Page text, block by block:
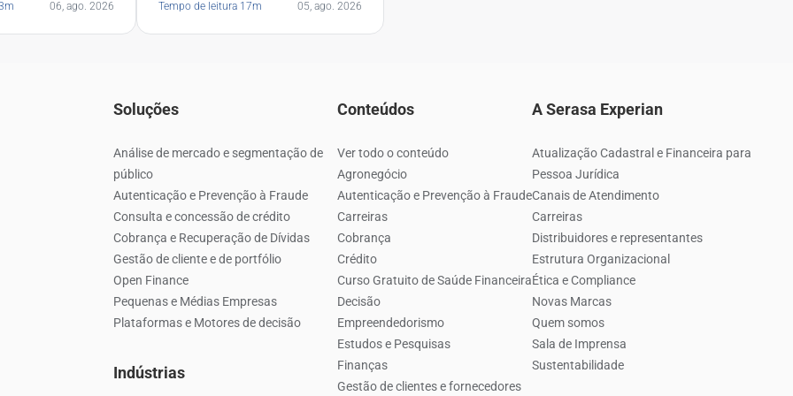
06, ago. 2026
Serasa Experian
Tempo de leitura 17m 05, ago. 2026
Soluções
Análise de mercado e segmentação de
público
Autenticação e Prevenção à Fraude
Consulta e concessão de crédito
Cobrança e Recuperação de Dívidas
Gestão de cliente e de portfólio
Open Finance
Pequenas e Médias Empresas
Plataformas e Motores de decisão
Indústrias
Conteúdos
Ver todo o conteúdo
Agronegócio
Autenticação e Prevenção à Fraude
Carreiras
Cobrança
Crédito
Curso Gratuito de Saúde Financeira
Decisão
Empreendedorismo
Estudos e Pesquisas
Finanças
Gestão de clientes e fornecedores
A Serasa Experian
Atualização Cadastral e Financeira para
Pessoa Jurídica
Canais de Atendimento
Carreiras
Distribuidores e representantes
Estrutura Organizacional
Ética e Compliance
Novas Marcas
Quem somos
Sala de Imprensa
Sustentabilidade